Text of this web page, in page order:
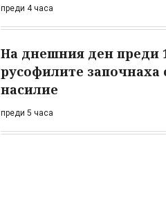
преди 4 часа
На днешния ден преди
русофилите започнаха
насилие
преди 5 часа